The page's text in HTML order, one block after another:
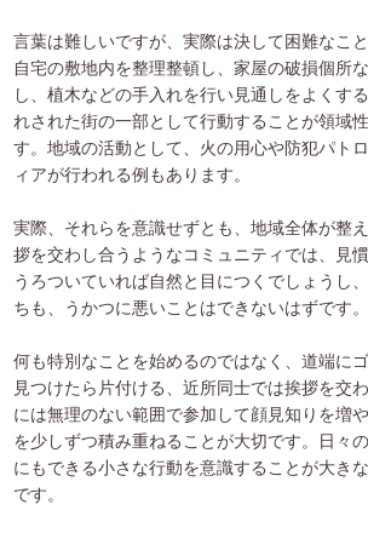
言葉は難しいですが、実際は決して困難なこ
自宅の敷地内を整理整頓し、家屋の破損個所
し、植木などの手入れを行い見通しをよくす
れされた街の一部として行動することが領域
す。地域の活動として、火の用心や防犯パト
ィアが行われる例もあります。
実際、それらを意識せずとも、地域全体が整
拶を交わし合うようなコミュニティでは、見
うろついていれば自然と目につくでしょうし
ちも、うかつに悪いことはできないはずです。
何も特別なことを始めるのではなく、道端に
見つけたら片付ける、近所同士では挨拶を交
には無理のない範囲で参加して顔見知りを増
を少しずつ積み重ねることが大切です。日々
にもできる小さな行動を意識することが大き
です。